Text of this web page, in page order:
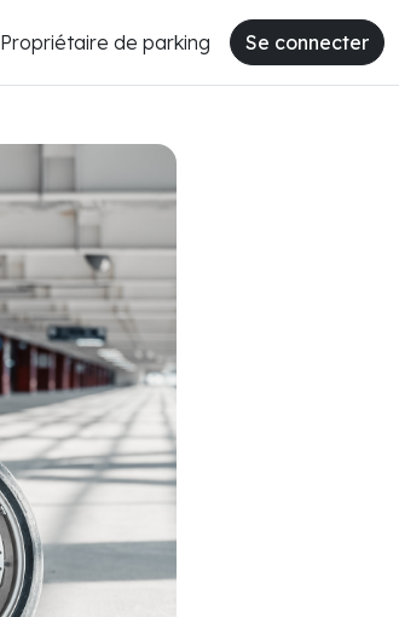
Propriétaire de parking Se connecter